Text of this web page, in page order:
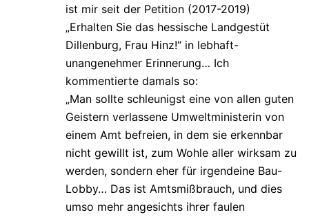
ist mir seit der Petition (2017-2019)
„Erhalten Sie das hessische Landgestüt
Dillenburg, Frau Hinz!“ in lebhaft-
unangenehmer Erinnerung… Ich
kommentierte damals so:
„Man sollte schleunigst eine von allen guten
Geistern verlassene Umweltministerin von
einem Amt befreien, in dem sie erkennbar
nicht gewillt ist, zum Wohle aller wirksam zu
werden, sondern eher für irgendeine Bau-
Lobby… Das ist Amtsmißbrauch, und dies
umso mehr angesichts ihrer faulen